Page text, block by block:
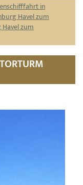
in
Havel zum
zum